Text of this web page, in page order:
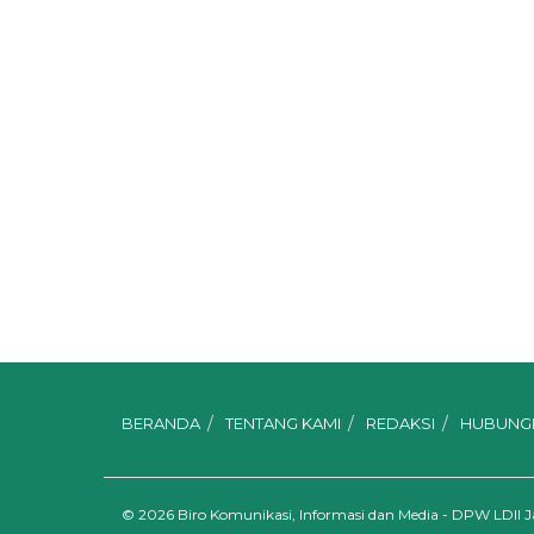
BERANDA TENTANG KAMI REDAKSI
© 2026 Biro Komunikasi, Informasi dan Media - DPW LDII